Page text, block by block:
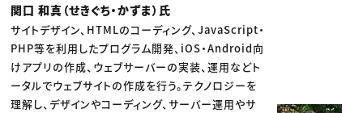
関口 和真（せきぐち・かずま）氏
サイトデザイン、HTMLのコーディング、JavaScript・
PHP等を利用したプログラム開発、iOS・Android向
けアプリの作成、ウェブサーバーの実装、運用などト
ータルでウェブサイトの作成を行う。テクノロジーを
理解し、デザインやコーディング、サーバー運用やサ